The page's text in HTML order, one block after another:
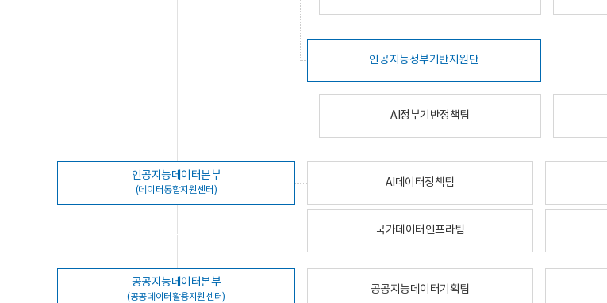
인공지능정부기반지원단
AI정부기반정책팀
인공지능데이터본부
(데이터통합지원센터)
AI데이터정책팀
국가데이터인프라팀
공공지능데이터본부
(공공데이터활용지원센터)
공공지능데이터기획팀